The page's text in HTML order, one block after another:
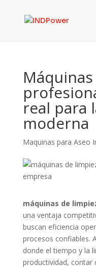
real para
moderna
Maquinas para Aseo
máquinas de
una ventaja
buscan eficiencia
procesos confiables.
donde el tiempo y la
productividad, contar